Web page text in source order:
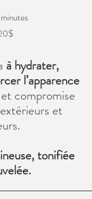
à hydrater,
l’apparence
compromise
et
tonifiée